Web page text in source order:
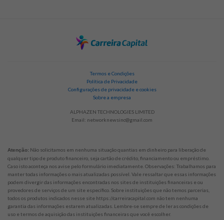
Termos e Condições
Política de Privacidade
Configurações de privacidade e cookies
Sobre a empresa
ALPHAZEN TECHNOLOGIES LIMITED
Email: networknewsinc@gmail.com
Atenção: Não solicitamos em nenhuma situação quantias em dinheiro para liberação de
qualquer tipo de produto financeiro, seja cartão de crédito, financiamento ou empréstimo.
Caso isto aconteça nos avise pelo formulário imediatamente. Observações: Trabalhamos para
manter todas informações o mais atualizadas possível. Vale ressaltar que essas informações
podem divergir das informações encontradas nos sites de instituições financeiras e ou
provedores de serviços de um site específico. Sobre instituições que não temos parcerias,
todos os produtos indicados nesse site https://carreiracapital.com não tem nenhuma
garantia das informações estarem atualizadas. Lembre-se sempre de ler as condições de
uso e termos de aquisição das instituições financeiras que você escolher.